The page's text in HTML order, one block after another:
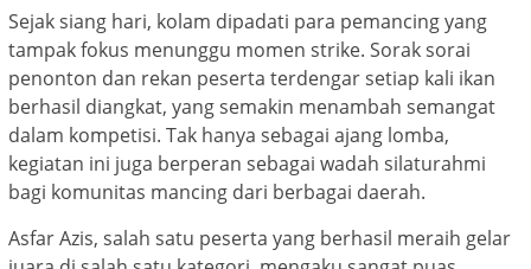
Sejak siang hari, kolam dipadati para pemancing yang
tampak fokus menunggu momen strike. Sorak sorai
penonton dan rekan peserta terdengar setiap kali ikan
berhasil diangkat, yang semakin menambah semangat
dalam kompetisi. Tak hanya sebagai ajang lomba,
kegiatan ini juga berperan sebagai wadah silaturahmi
bagi komunitas mancing dari berbagai daerah.
Asfar Azis, salah satu peserta yang berhasil meraih gelar